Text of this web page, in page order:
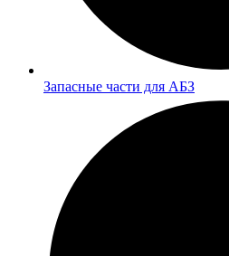
Запасные части для АБЗ